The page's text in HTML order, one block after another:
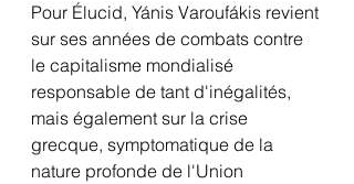
Pour Élucid, Yánis Varoufákis revient
sur ses années de combats contre
le capitalisme mondialisé
responsable de tant d'inégalités,
mais également sur la crise
grecque, symptomatique de la
nature profonde de l'Union